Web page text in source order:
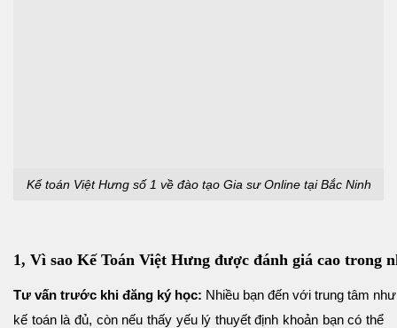
Kế toán Việt Hưng số 1 về đào tạo Gia sư Online tại Bắc Ninh
1, Vì sao Kế Toán Việt Hưng được đánh giá cao trong
Tư vấn trước khi đăng ký học: Nhiều bạn đến với trung tâm
kế toán là đủ, còn nếu thấy yếu lý thuyết định khoản bạn có thể